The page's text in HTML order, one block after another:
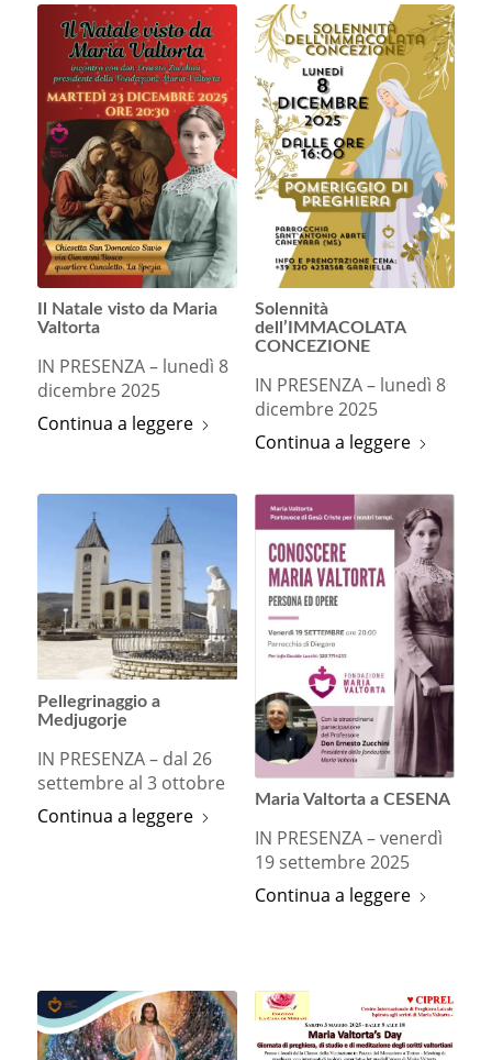
Il Natale visto da Maria
Valtorta
IN PRESENZA – lunedì 8
dicembre 2025
Continua a leggere
Solennità
dell’IMMACOLATA
CONCEZIONE
IN PRESENZA – lunedì 8
dicembre 2025
Continua a leggere
Pellegrinaggio a
Medjugorje
IN PRESENZA – dal 26
settembre al 3 ottobre
Continua a leggere
Maria Valtorta a CESENA
IN PRESENZA – venerdì
19 settembre 2025
Continua a leggere